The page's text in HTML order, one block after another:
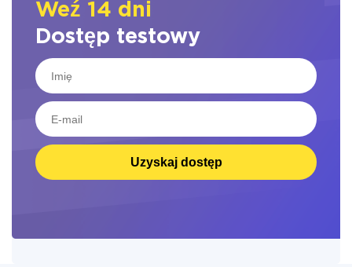
Weź 14 dni
Dostęp testowy
Uzyskaj dostęp